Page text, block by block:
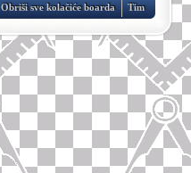
Tim
Obriši sve kolačiće boarda